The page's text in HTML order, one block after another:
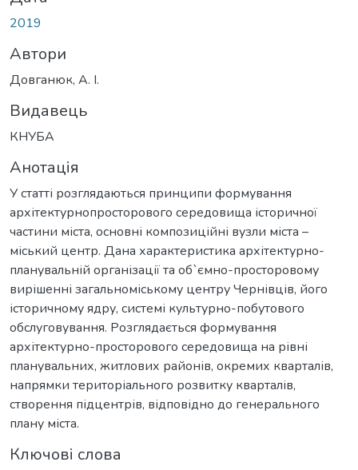
2019
Автори
Довганюк, А. І.
Видавець
КНУБА
Анотація
У статті розглядаються принципи формування
архітектурнопросторового середовища історичної
частини міста, основні композиційні вузли міста –
міський центр. Дана характеристика архітектурно-
планувальній організації та об`ємно-просторовому
вирішенні загальноміському центру Чернівців, його
історичному ядру, системі культурно-побутового
обслуговування. Розглядається формування
архітектурно-просторового середовища на рівні
планувальних, житлових районів, окремих кварталів,
напрямки територіального розвитку кварталів,
створення підцентрів, відповідно до генерального
плану міста.
Ключові слова